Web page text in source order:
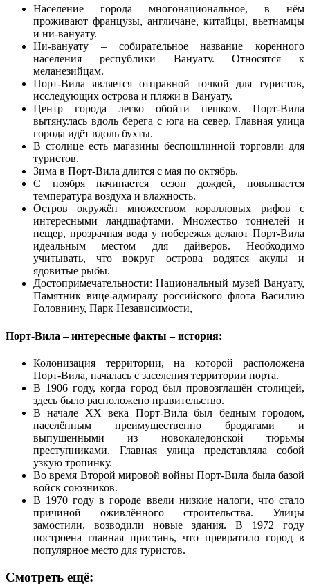
Население города многонациональное, в нём
проживают французы, англичане, китайцы, вьетнамцы
и ни-вануату.
Ни-вануату – собирательное название коренного
населения республики Вануату. Относятся к
меланезийцам.
Порт-Вила является отправной точкой для туристов,
исследующих острова и пляжи в Вануату.
Центр города легко обойти пешком. Порт-Вила
вытянулась вдоль берега с юга на север. Главная улица
города идёт вдоль бухты.
В столице есть магазины беспошлинной торговли для
туристов.
Зима в Порт-Вила длится с мая по октябрь.
С ноября начинается сезон дождей, повышается
температура воздуха и влажность.
Остров окружён множеством коралловых рифов с
интересными ландшафтами. Множество тоннелей и
пещер, прозрачная вода у побережья делают Порт-Вила
идеальным местом для дайверов. Необходимо
учитывать, что вокруг острова водятся акулы и
ядовитые рыбы.
Достопримечательности: Национальный музей Вануату,
Памятник вице-адмиралу российского флота Василию
Головнину, Парк Независимости,
Порт-Вила – интересные факты – история:
Колонизация территории, на которой расположена
Порт-Вила, началась с заселения территории порта.
В 1906 году, когда город был провозглашён столицей,
здесь было расположено правительство.
В начале ХХ века Порт-Вила был бедным городом,
населённым преимущественно бродягами и
выпущенными из новокаледонской тюрьмы
преступниками. Главная улица представляла собой
узкую тропинку.
Во время Второй мировой войны Порт-Вила была базой
войск союзников.
В 1970 году в городе ввели низкие налоги, что стало
причиной оживлённого строительства. Улицы
замостили, возводили новые здания. В 1972 году
построена главная пристань, что превратило город в
популярное место для туристов.
Смотреть ещё: